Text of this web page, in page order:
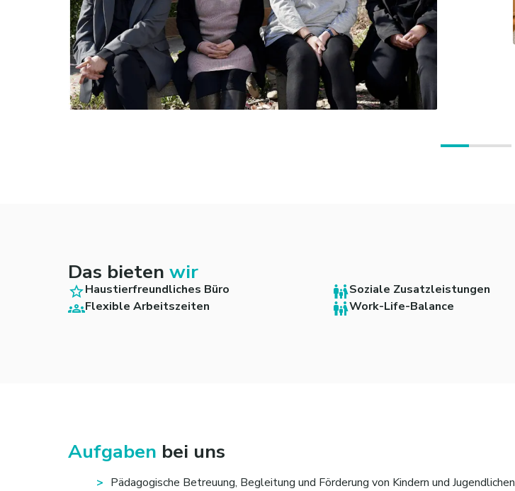
Das bieten wir
Haustierfreundliches Büro Soziale Zusatzleistungen
Flexible Arbeitszeiten
Work-Life-Balance
Aufgaben bei uns
Pädagogische Betreuung, Begleitung und Förderung von Kindern und Jugendlichen